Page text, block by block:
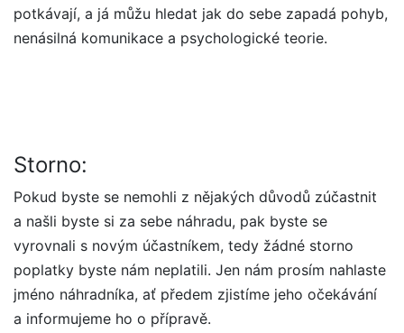
potkávají, a já můžu hledat jak do sebe zapadá pohyb,
nenásilná komunikace a psychologické teorie.
Storno:
Pokud byste se nemohli z nějakých důvodů zúčastnit
a našli byste si za sebe náhradu, pak byste se
vyrovnali s novým účastníkem, tedy žádné storno
poplatky byste nám neplatili. Jen nám prosím nahlaste
jméno náhradníka, ať předem zjistíme jeho očekávání
a informujeme ho o přípravě.